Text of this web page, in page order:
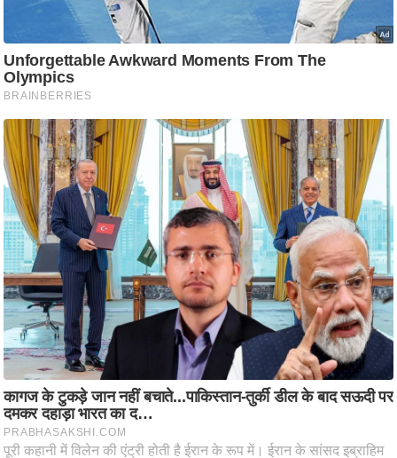
ज्यो
ति
ष
प्र
भु
म
हि
मा
/
ध
र्म
स्थ
ल
व्र
त
त्यो
हा
र